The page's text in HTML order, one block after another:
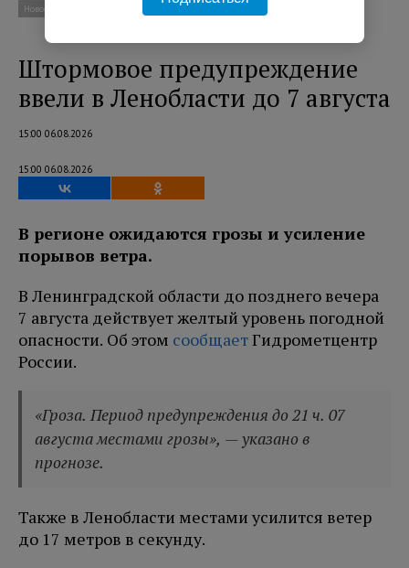
Новости
Штормовое предупреждение
ввели в Ленобласти до 7 августа
15:00 06.08.2026
15:00 06.08.2026
В регионе ожидаются грозы и усиление
порывов ветра.
В Ленинградской области до позднего вечера
7 августа действует желтый уровень погодной
опасности. Об этом сообщаетГидрометцентр
России.
«Гроза. Период предупреждения до 21 ч. 07
августа местами грозы», — указано в
прогнозе.
Также в Ленобласти местами усилится ветер
до 17 метров в секунду.